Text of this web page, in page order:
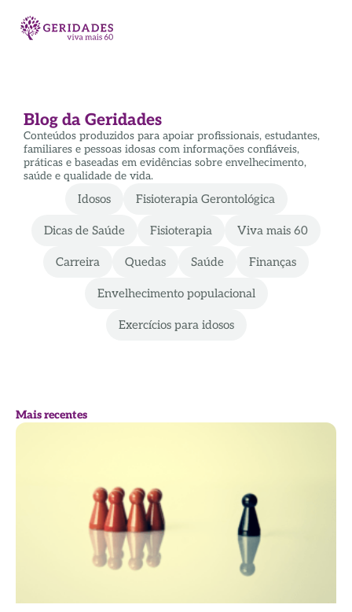
Blog da Geridades
Conteúdos produzidos para apoiar profissionais, estudantes,
familiares e pessoas idosas com informações confiáveis,
práticas e baseadas em evidências sobre envelhecimento,
saúde e qualidade de vida.
Idosos Fisioterapia Gerontológica
Dicas de Saúde Fisioterapia Viva mais 60
Carreira Quedas Saúde Finanças
Envelhecimento populacional
Exercícios para idosos
Mais recentes